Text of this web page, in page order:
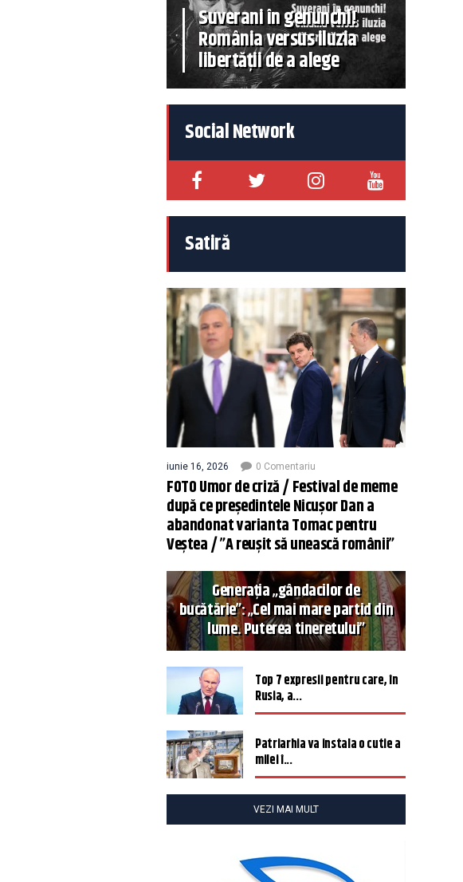
Suverani în genunchi!
România versus iluzia
libertății de a alege
Social Network
Satiră
iunie 16, 2026 0 Comentariu
FOTO Umor de criză / Festival de meme
după ce președintele Nicușor Dan a
abandonat varianta Tomac pentru
Veștea / ”A reușit să unească românii”
Generația „gândacilor de
bucătărie”: „Cel mai mare partid din
lume. Puterea tineretului”
Top 7 expresii pentru care, în
Rusia, a...
Patriarhia va instala o cutie a
milei î...
VEZI MAI MULT